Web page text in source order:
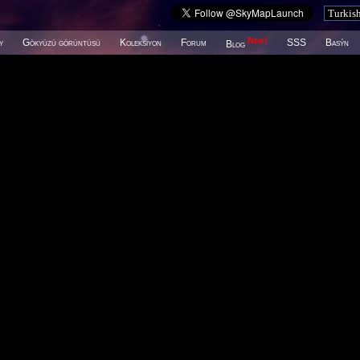
Gökyüzü görüntüsü Koleksiyon Forum Blog New! SSS Basýn